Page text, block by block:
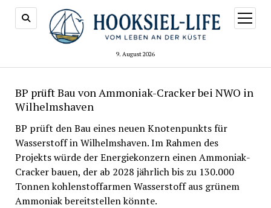
9. August 2026
Menü
öffnen
BP prüft Bau von Ammoniak-Cracker bei NWO in
Wilhelmshaven
BP prüft den Bau eines neuen Knotenpunkts für
Wasserstoff in Wilhelmshaven. Im Rahmen des
Projekts würde der Energiekonzern einen Ammoniak-
Cracker bauen, der ab 2028 jährlich bis zu 130.000
Tonnen kohlenstoffarmen Wasserstoff aus grünem
Ammoniak bereitstellen könnte.